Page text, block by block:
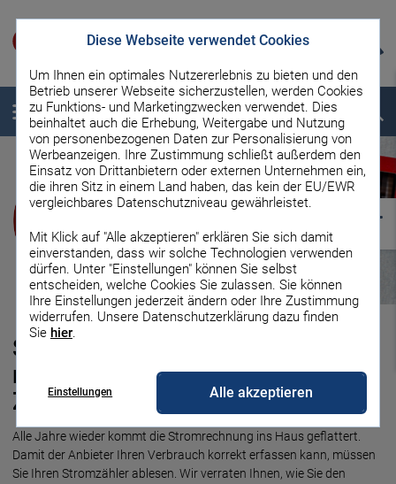
Diese Webseite verwendet Cookies
Um Ihnen ein optimales Nutzererlebnis zu bieten und den
Betrieb unserer Webseite sicherzustellen, werden Cookies
zu Funktions- und Marketingzwecken verwendet. Dies
beinhaltet auch die Erhebung, Weitergabe und Nutzung
von personenbezogenen Daten zur Personalisierung von
Werbeanzeigen. Ihre Zustimmung schließt außerdem den
Einsatz von Drittanbietern oder externen Unternehmen ein,
die ihren Sitz in einem Land haben, das kein der EU/EWR
vergleichbares Datenschutzniveau gewährleistet.
Mit Klick auf "Alle akzeptieren" erklären Sie sich damit
einverstanden, dass wir solche Technologien verwenden
dürfen. Unter "Einstellungen" können Sie selbst
entscheiden, welche Cookies Sie zulassen. Sie können
Ihre Einstellungen jederzeit ändern oder Ihre Zustimmung
widerrufen. Unsere Datenschutzerklärung dazu finden
Sie hier.
Einstellungen Alle akzeptieren
Menü Suche
Stromzähler ablesen: So geht’s
richtig bei analogen und digitalen
Zählern
Alle Jahre wieder kommt die Stromrechnung ins Haus geflattert.
Damit der Anbieter Ihren Verbrauch korrekt erfassen kann, müssen
Sie Ihren Stromzähler ablesen. Wir verraten Ihnen, wie Sie den